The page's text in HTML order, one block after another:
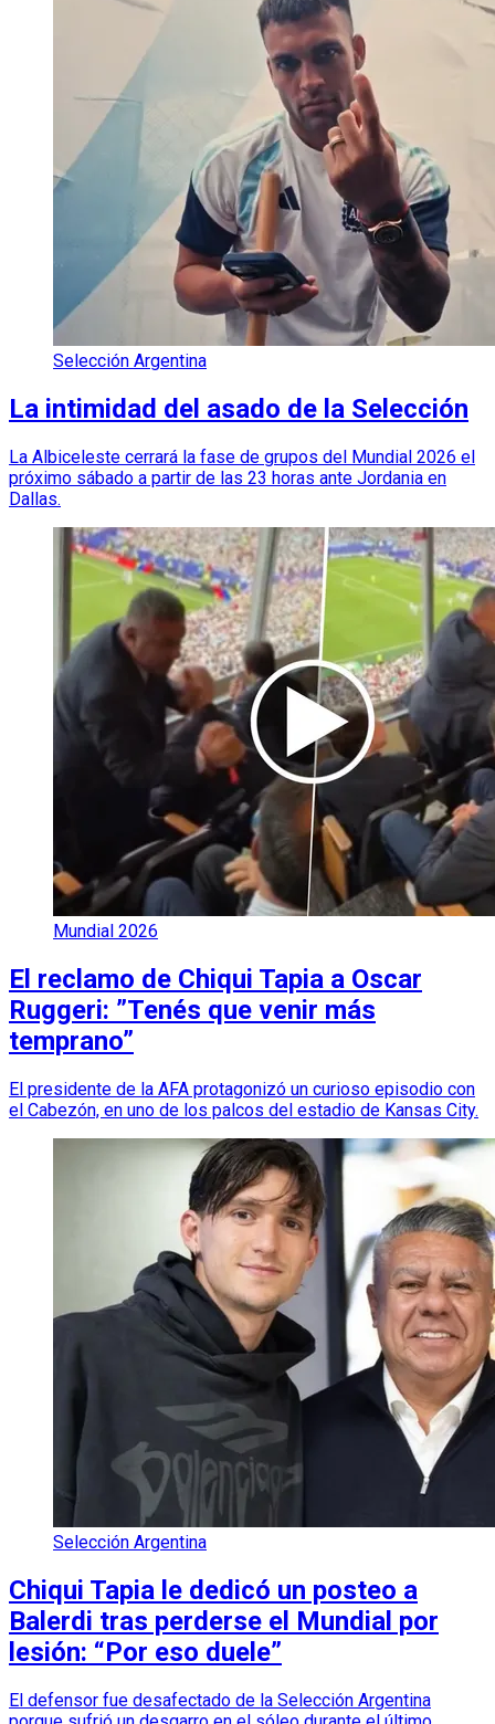
Selección Argentina
La intimidad del asado de la Selección
La Albiceleste cerrará la fase de grupos del Mundial 2026 el
próximo sábado a partir de las 23 horas ante Jordania en
Dallas.
Mundial 2026
El reclamo de Chiqui Tapia a Oscar
Ruggeri: ”Tenés que venir más
temprano”
El presidente de la AFA protagonizó un curioso episodio con
el Cabezón, en uno de los palcos del estadio de Kansas City.
Selección Argentina
Chiqui Tapia le dedicó un posteo a
Balerdi tras perderse el Mundial por
lesión: “Por eso duele”
El defensor fue desafectado de la Selección Argentina